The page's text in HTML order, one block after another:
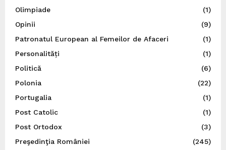
Olimpiade
(1)
Opinii
(9)
Patronatul European al Femeilor de Afaceri
(1)
Personalități
(1)
Politică
(6)
Polonia
(22)
Portugalia
(1)
Post Catolic
(1)
Post Ortodox
(3)
Preşedinţia României
(245)